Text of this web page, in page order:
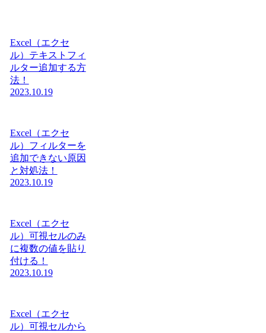
Excel（エクセ
ル）テキストフィ
ルター追加する方
法！
2023.10.19
Excel（エクセ
ル）フィルターを
追加できない原因
と対処法！
2023.10.19
Excel（エクセ
ル）可視セルのみ
に複数の値を貼り
付ける！
2023.10.19
Excel（エクセ
ル）可視セルから